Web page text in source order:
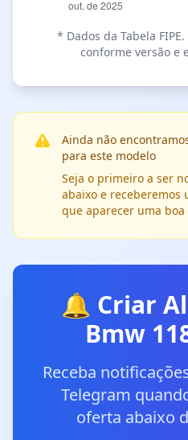
* Dados da Tabela
conforme versão e
Ainda não
para este modelo
Seja o primeiro a ser
abaixo e receberemos
que aparecer uma boa
🔔 Criar
Bmw
Receba
Telegram
oferta abaixo